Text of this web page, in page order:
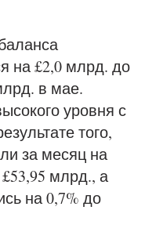
на £2,0 млрд. до
в мае.
уровня с
того,
за месяц на
млрд., а
на 0,7% до